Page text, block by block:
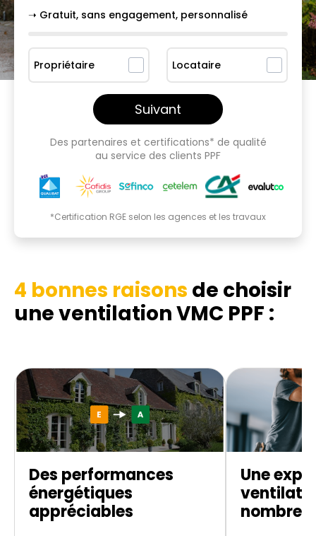
➝ Gratuit, sans engagement, personnalisé
Propriétaire Locataire
Suivant
Des partenaires et certifications* de qualité
au service des clients PPF
*Certification RGE selon les agences et les travaux
4 bonnes raisons de choisir
une ventilation VMC PPF :
Des performances
énergétiques
appréciables
Une